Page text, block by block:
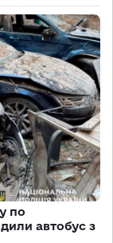
по
автобус з